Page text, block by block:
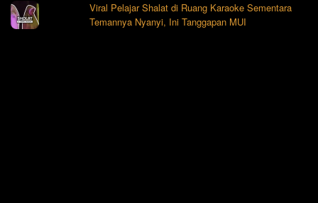
Viral Pelajar Shalat di Ruang Karaoke Sementara
Temannya Nyanyi, Ini Tanggapan MUI